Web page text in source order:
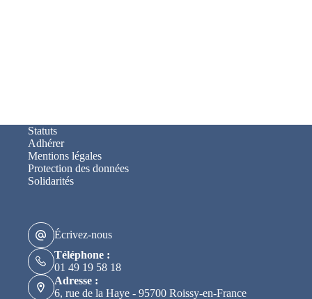
Statuts
Adhérer
Mentions légales
Protection des données
Solidarités
Écrivez-nous
Téléphone :
01 49 19 58 18
Adresse :
6, rue de la Haye - 95700 Roissy-en-France